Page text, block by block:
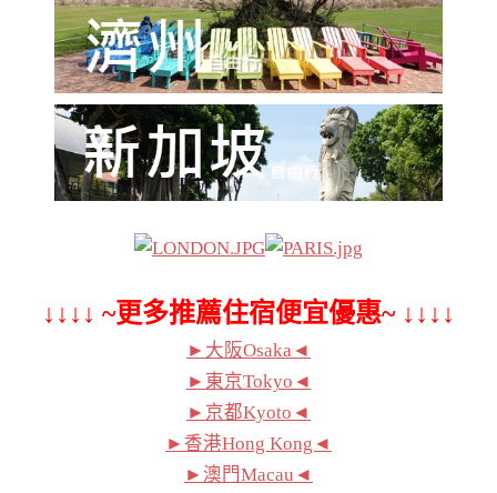
↓↓↓↓ ~更多推薦住宿便宜優惠~ ↓↓↓↓
►大阪Osaka◄
►東京Tokyo◄
►京都Kyoto◄
►香港Hong Kong◄
►澳門Macau◄